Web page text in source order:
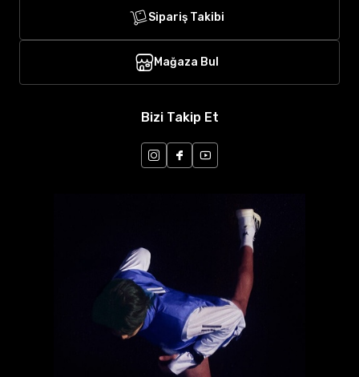
Sipariş Takibi
Mağaza Bul
Bizi Takip Et